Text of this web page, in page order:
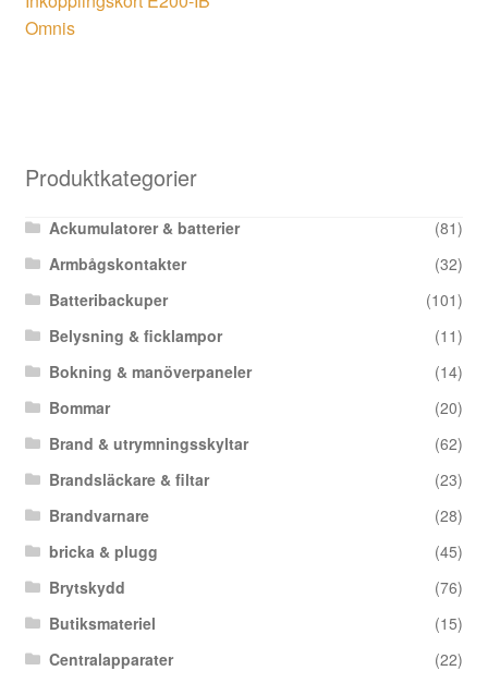
Omnis
Produktkategorier
Ackumulatorer & batterier
(81)
Armbågskontakter
(32)
Batteribackuper
(101)
Belysning & ficklampor
(11)
Bokning & manöverpaneler
(14)
Bommar
(20)
Brand & utrymningsskyltar
(62)
Brandsläckare & filtar
(23)
Brandvarnare
(28)
bricka & plugg
(45)
Brytskydd
(76)
Butiksmateriel
(15)
Centralapparater
(22)